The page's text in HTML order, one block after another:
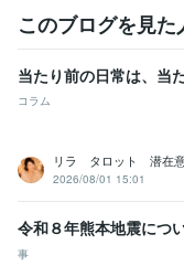
このブログを見た
当たり前の日常は、当
コラム
リラ タロット 潜在
2026/08/01 15:01
令和８年熊本地震に
事